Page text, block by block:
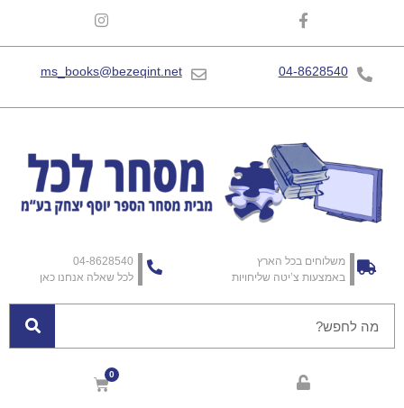
04-8628540
ms_books@bezeqint.net
משלוחים בכל הארץ
באמצעות צ’יטה שליחויות
04-8628540
לכל שאלה אנחנו כאן